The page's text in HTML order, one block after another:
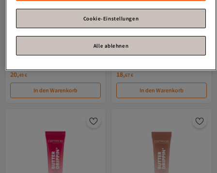
CatriceLazy Day All-in-one-serum 28
20,49€
In den Warenkorb
CatriceLip Lovin&#39
4 gr
18,67€
In den Warenkorb
Cookie-Einstellungen
Alle ablehnen